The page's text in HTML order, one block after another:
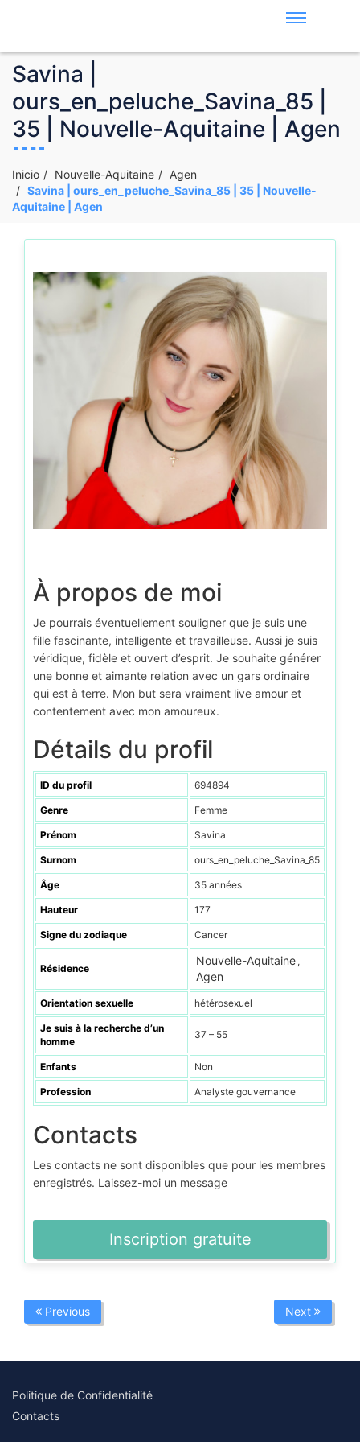
Savina |
ours_en_peluche_Savina_85 |
35 | Nouvelle-Aquitaine | Agen
Inicio Nouvelle-Aquitaine
Agen
Savina | ours_en_peluche_Savina_85 | 35 | Nouvelle-
Aquitaine | Agen
À propos de moi
Je pourrais éventuellement souligner que je suis une
fille fascinante, intelligente et travailleuse. Aussi je suis
véridique, fidèle et ouvert d’esprit. Je souhaite générer
une bonne et aimante relation avec un gars ordinaire
qui est à terre. Mon but sera vraiment live amour et
contentement avec mon amoureux.
Détails du profil
ID du profil 694894
Genre Femme
Prénom Savina
Surnom ours_en_peluche_Savina_85
Âge 35 années
Hauteur 177
Signe du zodiaque Cancer
Résidence
Nouvelle-Aquitaine ,
Agen
Orientation sexuelle hétérosexuel
Je suis à la recherche d’un
homme
37 – 55
Enfants Non
Profession Analyste gouvernance
Contacts
Les contacts ne sont disponibles que pour les membres
enregistrés. Laissez-moi un message
Inscription gratuite
Previous Next
Politique de Confidentialité
Contacts